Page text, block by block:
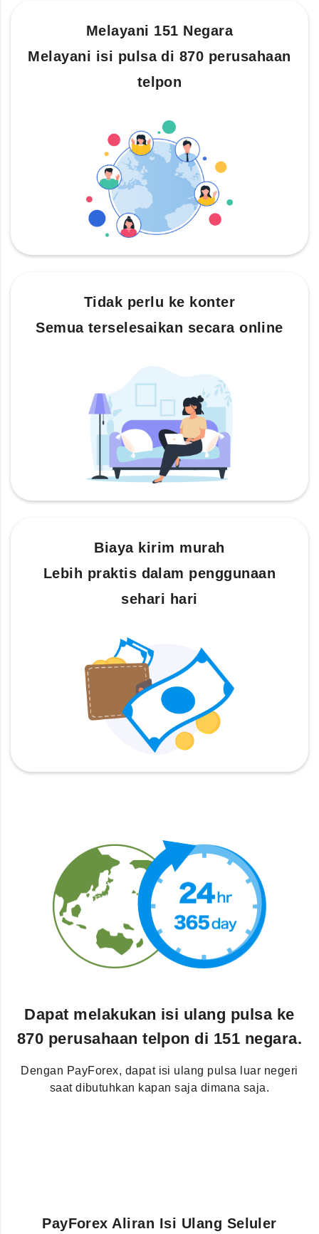
Melayani 151 Negara
Melayani isi pulsa di 870 perusahaan
telpon
Tidak perlu ke konter
Semua terselesaikan secara online
Biaya kirim murah
Lebih praktis dalam penggunaan
sehari hari
Dapat melakukan isi ulang pulsa ke
870 perusahaan telpon di 151 negara.
Dengan PayForex, dapat isi ulang pulsa luar negeri
saat dibutuhkan kapan saja dimana saja.
PayForex Aliran Isi Ulang Seluler